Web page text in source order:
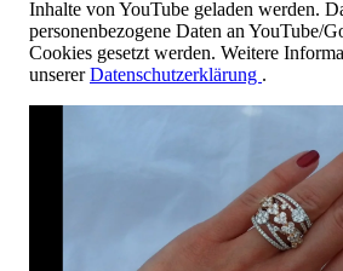
Inhalte von YouTube geladen werden.
personenbezogene Daten an YouTube/
Cookies gesetzt werden. Weitere
unsererDatenschutzerklärung .